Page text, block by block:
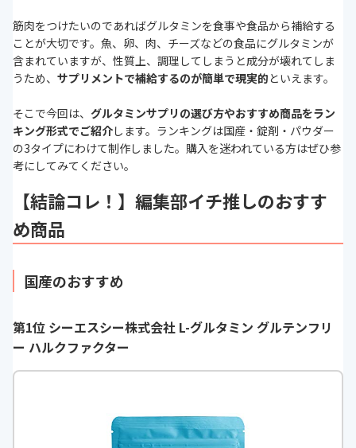
筋肉をつけたいのであればグルタミンを食事や食品から補給する
ことが大切です。魚、卵、肉、チーズなどの食品にグルタミンが
含まれていますが、性質上、調理してしまうと成分が壊れてしま
うため、 サプリメントで補給するのが簡単で現実的といえます。
そこで今回は、 グルタミンサプリの選び方やおすすめ商品をラン
キング形式でご紹介します。ランキングは国産・錠剤・パウダー
の3タイプにわけて制作しました。購入を迷われている方はぜひ参
考にしてみてください。
【結論コレ！】編集部イチ推しのおすす
め商品
国産のおすすめ
第1位 シーエスシー株式会社 L-グルタミン グルテンフリ
ー ハルクファクター